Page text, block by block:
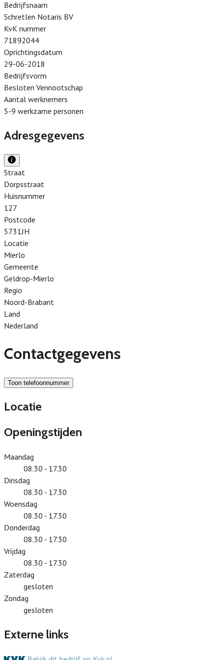
Bedrijfsnaam
Schretlen Notaris BV
KvK nummer
71892044
Oprichtingsdatum
29-06-2018
Bedrijfsvorm
Besloten Vennootschap
Aantal werknemers
5-9 werkzame personen
Adresgegevens
Straat
Dorpsstraat
Huisnummer
127
Postcode
5731JH
Locatie
Mierlo
Gemeente
Geldrop-Mierlo
Regio
Noord-Brabant
Land
Nederland
Contactgegevens
Toon telefoonnummer
Locatie
Openingstijden
Maandag
08.30 - 17.30
Dinsdag
08.30 - 17.30
Woensdag
08.30 - 17.30
Donderdag
08.30 - 17.30
Vrijdag
08.30 - 17.30
Zaterdag
gesloten
Zondag
gesloten
Externe links